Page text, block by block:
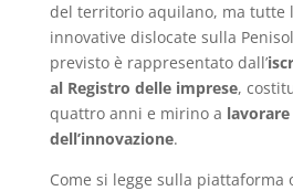
del territorio aquilano, ma tutte
innovative dislocate sulla
previsto è rappresentato dall’
al Registro delle imprese,
quattro anni e mirino a
dell’innovazione.
Come si legge sulla piattaforma